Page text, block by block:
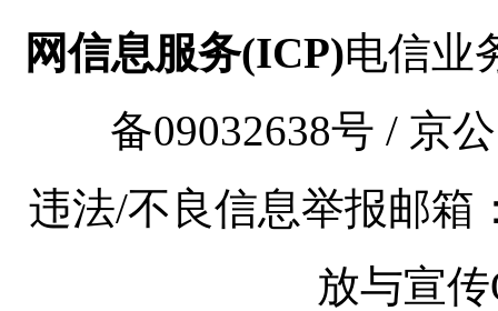
网信息服务(ICP)电信业
备09032638号 / 京
违法/不良信息举报邮箱
放与宣传